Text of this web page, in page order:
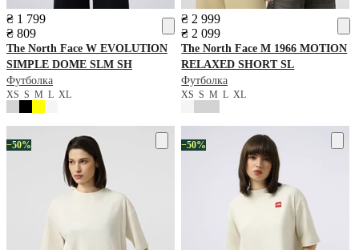
₴ 1 799
₴ 809
The North Face W EVOLUTION
SIMPLE DOME SLM SH
Футболка
XS S M L XL
₴ 2 999
₴ 2 099
The North Face M 1966 MOTION
RELAXED SHORT SL
Футболка
XSSMLXL
−50% −50%